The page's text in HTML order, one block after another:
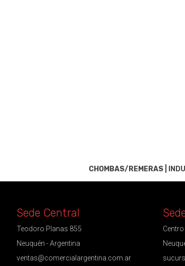
CHOMBAS/REMERAS|
Sede Central
Teodoro Planas 855
Neuquén - Argentina
ventas@comercialargentina.com.ar